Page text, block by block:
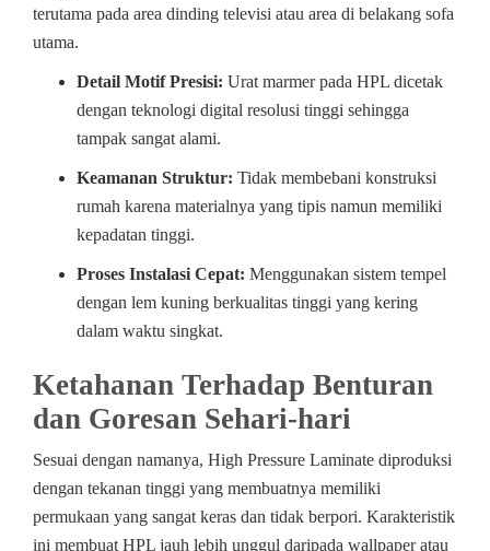
terutama pada area dinding televisi atau area di belakang sofa
utama.
Detail Motif Presisi: Urat marmer pada HPL dicetak
dengan teknologi digital resolusi tinggi sehingga
tampak sangat alami.
Keamanan Struktur: Tidak membebani konstruksi
rumah karena materialnya yang tipis namun memiliki
kepadatan tinggi.
Proses Instalasi Cepat: Menggunakan sistem tempel
dengan lem kuning berkualitas tinggi yang kering
dalam waktu singkat.
Ketahanan Terhadap Benturan
dan Goresan Sehari-hari
Sesuai dengan namanya, High Pressure Laminate diproduksi
dengan tekanan tinggi yang membuatnya memiliki
permukaan yang sangat keras dan tidak berpori. Karakteristik
ini membuat HPL jauh lebih unggul daripada wallpaper atau